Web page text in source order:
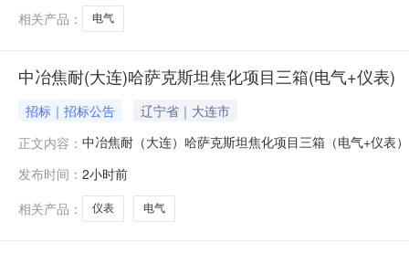
相关产品：
电气
中冶焦耐(大连)哈萨克斯坦焦化项目三箱(电气+仪表)
招标｜招标公告
辽宁省｜大连市
正文内容： 中冶焦耐（大连）哈萨克斯坦焦化项目三箱（电气+仪表
发布时间： 2小时前
相关产品：
仪表 电气